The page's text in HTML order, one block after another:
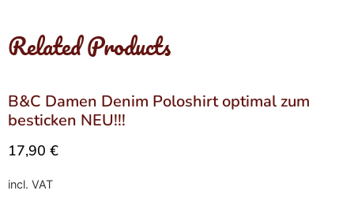
Related Products
B&C Damen Denim Poloshirt optimal zum
besticken NEU!!!
17,90 €
incl. VAT